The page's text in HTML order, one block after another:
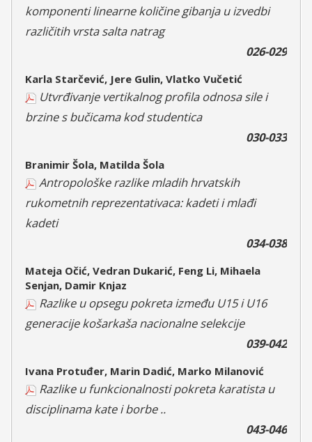
komponenti linearne količine gibanja u izvedbi
različitih vrsta salta natrag
026-029
Karla Starčević, Jere Gulin, Vlatko Vučetić
Utvrđivanje vertikalnog profila odnosa sile i
brzine s bučicama kod studentica
030-033
Branimir Šola, Matilda Šola
Antropološke razlike mladih hrvatskih
rukometnih reprezentativaca: kadeti i mlađi
kadeti
034-038
Mateja Očić, Vedran Dukarić, Feng Li, Mihaela
Senjan, Damir Knjaz
Razlike u opsegu pokreta između U15 i U16
generacije košarkaša nacionalne selekcije
039-042
Ivana Protuđer, Marin Dadić, Marko Milanović
Razlike u funkcionalnosti pokreta karatista u
disciplinama kate i borbe ..
043-046